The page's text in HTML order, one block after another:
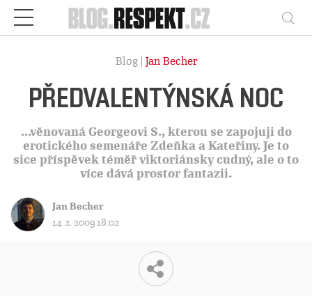
Respekt
Blog | Jan Becher
PŘEDVALENTÝNSKÁ NOC
...věnovaná Georgeovi S., kterou se zapojuji do
erotického semenáře Zdeňka a Kateřiny. Je to
sice příspěvek téměř viktoriánsky cudný, ale o to
více dává prostor fantazii.
Jan Becher
14. 2. 2009 18:02